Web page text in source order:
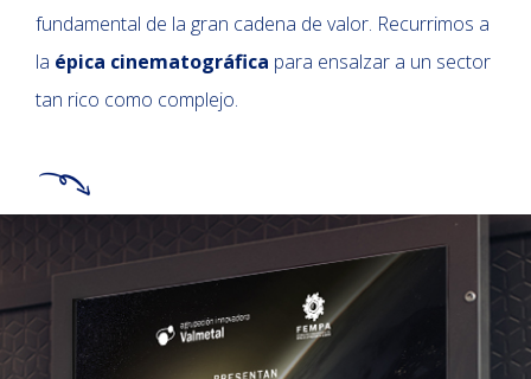
fundamental de la gran cadena de valor. Recurrimos a
la épica cinematográfica para ensalzar a un sector
tan rico como complejo.